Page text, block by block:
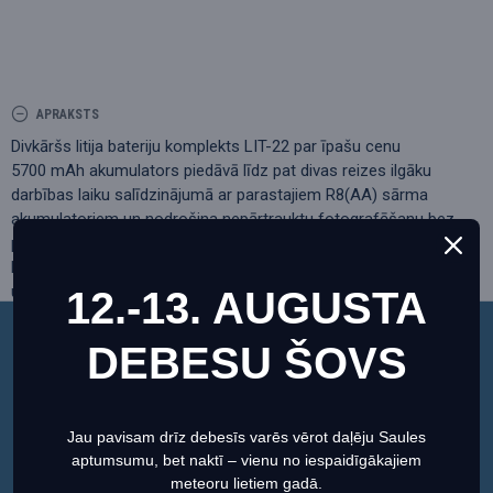
Šī vietne izmanto sīkfailus, lai nodrošinātu jums
vislabāko pieredzi mūsu vietnē.
Iestatiet Piekrītu
APRAKSTS
Divkāršs litija bateriju komplekts LIT-22 par īpašu cenu
5700 mAh akumulators piedāvā līdz pat divas reizes ilgāku
darbības laiku salīdzinājumā ar parastajiem R8(AA) sārma
akumulatoriem un nodrošina nepārtrauktu fotografēšanu bez
pārtraukuma. Izmantojot komplektācijā iekļauto USB-C uzlādes
uzlādes līmeņa indikators parāda pašreizējo uzlādes līmeni.
SPYPOINT LIT-22 piedāvā ilgu akumulatora darbības laiku un
uzticamu veiktspēju SPYPOINT FLEX sērijai!
PEOPLE ALSO BOUGHT
12.-13. AUGUSTA
DEBESU ŠOVS
Jau pavisam drīz debesīs varēs vērot daļēju Saules
aptumsumu, bet naktī – vienu no iespaidīgākajiem
meteoru lietiem gadā.